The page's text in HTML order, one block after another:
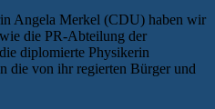
Angela Merkel (CDU) haben wir
die PR-Abteilung der
diplomierte Physikerin
die von ihr regierten Bürger und